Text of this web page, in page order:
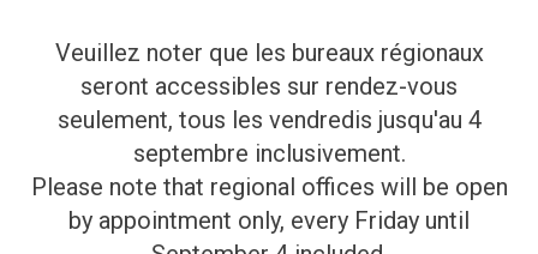
Veuillez noter que les bureaux régionaux
seront accessibles sur rendez-vous
seulement, tous les vendredis jusqu'au 4
septembre inclusivement.
Please note that regional offices will be open
by appointment only, every Friday until